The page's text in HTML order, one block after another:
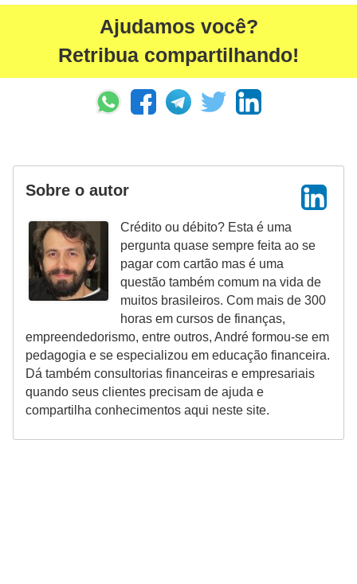
Ajudamos você?
Retribua compartilhando!
Sobre o autor
Crédito ou débito? Esta é uma
pergunta quase sempre feita ao se
pagar com cartão mas é uma
questão também comum na vida de
muitos brasileiros. Com mais de 300
horas em cursos de finanças,
empreendedorismo, entre outros, André formou-se em
pedagogia e se especializou em educação financeira.
Dá também consultorias financeiras e empresariais
quando seus clientes precisam de ajuda e
compartilha conhecimentos aqui neste site.
p
a
a
m
e
t
o
I
m
p